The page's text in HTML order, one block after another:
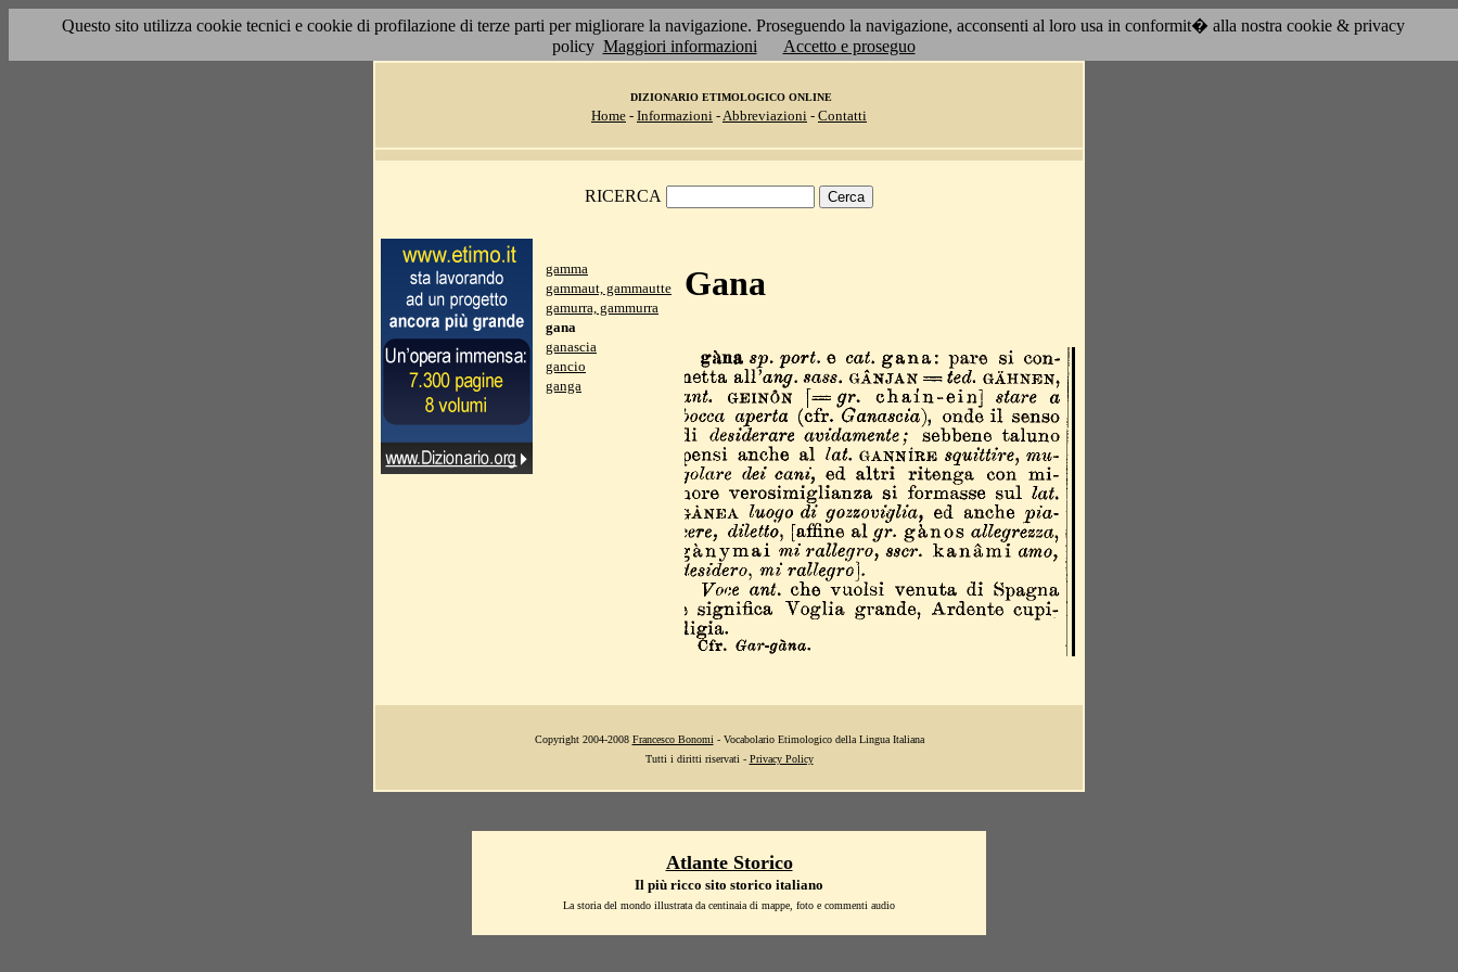
Questo sito utilizza cookie tecnici e cookie di profilazione di terze parti per migliorare la navigazione. Proseguendo la navigazione, acconsenti al loro usa in conformit� alla nostra cookie & privacy
policy Maggiori informazioni Accetto e proseguo
DIZIONARIO ETIMOLOGICO ONLINE
Home - Informazioni -Abbreviazioni - Contatti
RICERCA
gamma
gammaut, gammautte
gamurra, gammurra
gana
ganascia
gancio
ganga
Gana
Copyright 2004-2008 Francesco Bonomi - Vocabolario Etimologico della Lingua Italiana
Tutti i diritti riservati - Privacy Policy
Atlante Storico
Il più ricco sito storico italiano
La storia del mondo illustrata da centinaia di mappe, foto e commenti audio